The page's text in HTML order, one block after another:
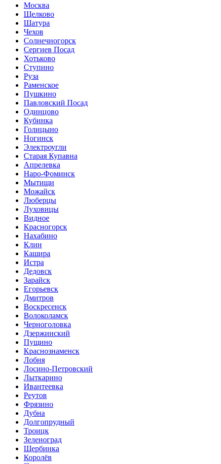
Москва
Щелково
Шатура
Чехов
Солнечногорск
Сергиев Посад
Хотьково
Ступино
Руза
Раменское
Пушкино
Павловский Посад
Одинцово
Кубинка
Голицыно
Ногинск
Электроугли
Старая Купавна
Апрелевка
Наро-Фоминск
Мытищи
Можайск
Люберцы
Луховицы
Видное
Красногорск
Нахабино
Клин
Кашира
Истра
Дедовск
Зарайск
Егорьевск
Дмитров
Воскресенск
Волоколамск
Черноголовка
Дзержинский
Пущино
Краснознаменск
Лобня
Лосино-Петровский
Лыткарино
Ивантеевка
Реутов
Фрязино
Дубна
Долгопрудный
Троицк
Зеленоград
Щербинка
Королёв